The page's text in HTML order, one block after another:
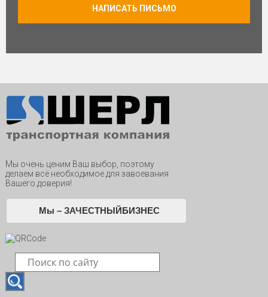
НАПИСАТЬ ПИСЬМО
Мы очень ценим Ваш выбор, поэтому
делаем всё необходимое для завоевания
Вашего доверия!
Мы – ЗАЧЕСТНЫЙБИЗНЕС